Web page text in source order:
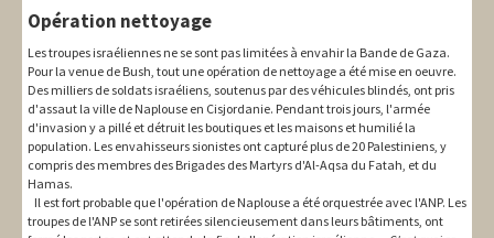
Opération nettoyage
Les troupes israéliennes ne se sont pas limitées à envahir la Bande de Gaza.
Pour la venue de Bush, tout une opération de nettoyage a été mise en oeuvre.
Des milliers de soldats israéliens, soutenus par des véhicules blindés, ont pris
d'assaut la ville de Naplouse en Cisjordanie. Pendant trois jours, l'armée
d'invasion y a pillé et détruit les boutiques et les maisons et humilié la
population. Les envahisseurs sionistes ont capturé plus de 20 Palestiniens, y
compris des membres des Brigades des Martyrs d'Al-Aqsa du Fatah, et du
Hamas.
Il est fort probable que l'opération de Naplouse a été orquestrée avec l'ANP. Les
troupes de l'ANP se sont retirées silencieusement dans leurs bâtiments, ont